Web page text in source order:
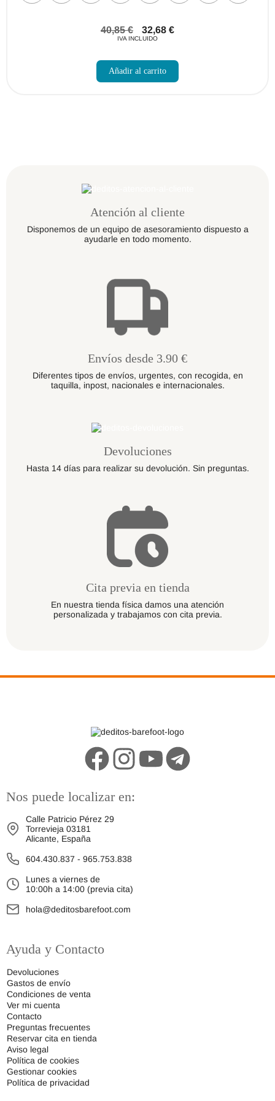
40,85€ 32,68 €
IVA INCLUIDO
Añadir al carrito
Atención al cliente
Disponemos de un equipo de asesoramiento dispuesto a
ayudarle en todo momento.
Envíos desde 3.90 €
Diferentes tipos de envíos, urgentes, con recogida, en
taquilla, inpost, nacionales e internacionales.
Devoluciones
Hasta 14 días para realizar su devolución. Sin preguntas.
Cita previa en tienda
En nuestra tienda física damos una atención
personalizada y trabajamos con cita previa.
Nos puede localizar en:
Calle Patricio Pérez 29
Torrevieja 03181
Alicante, España
604.430.837 - 965.753.838
Lunes a viernes de
10:00h a 14:00 (previa cita)
hola@deditosbarefoot.com
Ayuda y Contacto
Devoluciones
Gastos de envío
Condiciones de venta
Ver mi cuenta
Contacto
Preguntas frecuentes
Reservar cita en tienda
Aviso legal
Política de cookies
Gestionar cookies
Política de privacidad